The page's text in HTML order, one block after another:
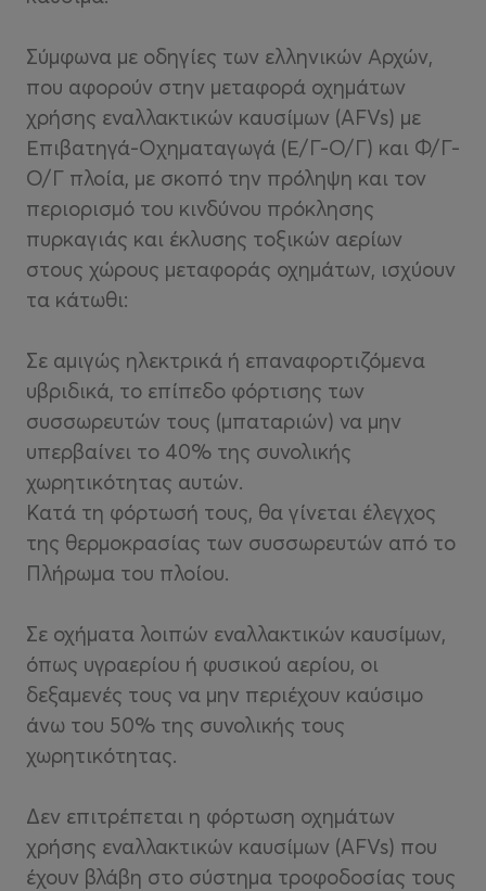
Σύμφωνα με οδηγίες των ελληνικών Αρχών,
που αφορούν στην μεταφορά οχημάτων
χρήσης εναλλακτικών καυσίμων (AFVs) με
Επιβατηγά-Οχηματαγωγά (Ε/Γ-Ο/Γ) και Φ/Γ-
Ο/Γ πλοία, με σκοπό την πρόληψη και τον
περιορισμό του κινδύνου πρόκλησης
πυρκαγιάς και έκλυσης τοξικών αερίων
στους χώρους μεταφοράς οχημάτων, ισχύουν
τα κάτωθι:
Σε αμιγώς ηλεκτρικά ή επαναφορτιζόμεvα
υβριδικά, το επίπεδο φόρτισης των
συσσωρευτών τους (μπαταριών) να μην
υπερβαίνει το 40% της συνολικής
χωρητικότητας αυτών.
Κατά τη φόρτωσή τους, θα γίνεται έλεγχος
της θερμοκρασίας των συσσωρευτών από το
Πλήρωμα του πλοίου.
Σε οχήματα λοιπών εναλλακτικών καυσίμων,
όπως υγραερίου ή φυσικού αερίου, οι
δεξαμενές τους να μην περιέχουν καύσιμο
άνω του 50% της συνολικής τους
χωρητικότητας.
Δεν επιτρέπεται η φόρτωση οχημάτων
χρήσης εναλλακτικών καυσίμων (AFVs) που
έχουν βλάβη στο σύστημα τροφοδοσίας τους